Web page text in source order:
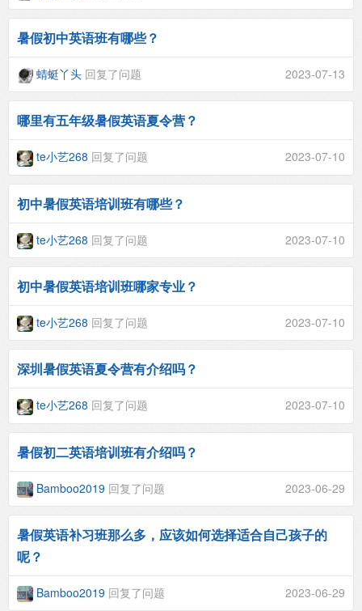
暑假初中英语班有哪些？
蜻蜓丫头 回复了问题 2023-07-13
哪里有五年级暑假英语夏令营？
te小艺268 回复了问题 2023-07-10
初中暑假英语培训班有哪些？
te小艺268 回复了问题 2023-07-10
初中暑假英语培训班哪家专业？
te小艺268 回复了问题 2023-07-10
深圳暑假英语夏令营有介绍吗？
te小艺268 回复了问题 2023-07-10
暑假初二英语培训班有介绍吗？
Bamboo2019 回复了问题 2023-06-29
暑假英语补习班那么多，应该如何选择适合自己孩子的
呢？
Bamboo2019 回复了问题 2023-06-29